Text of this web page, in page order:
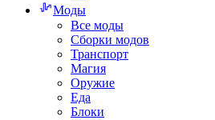
Моды
Все моды
Сборки модов
Транспорт
Магия
Оружие
Еда
Блоки